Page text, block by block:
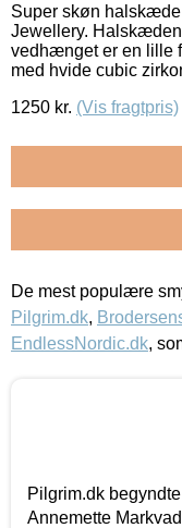
Super skøn
Jewellery.
vedhænget er en lille
med hvide cubic
1250 kr. (Vis fragtpris)
De mest populære
Pilgrim.dk,
EndlessNordic.dk,
Pilgrim.dk
Annemette